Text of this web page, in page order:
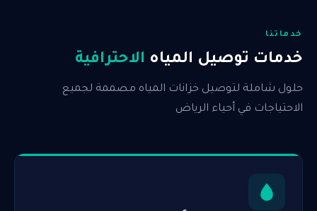
خدماتنا
خدمات توصيل المياه الاحترافية
حلول شاملة لتوصيل خزانات المياه مصممة لجميع
الاحتياجات في أحياء الرياض